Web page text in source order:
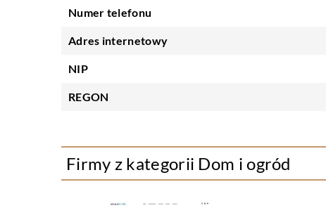
Numer telefonu
Adres internetowy
NIP
REGON
Firmy z kategorii Dom i ogród